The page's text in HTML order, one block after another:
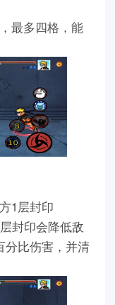
最多四格，能
1层封印
封印会降低敌
分比伤害，并清